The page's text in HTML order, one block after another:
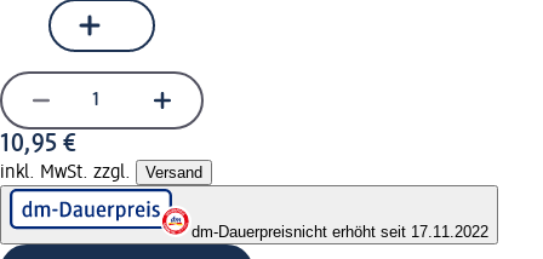
10,95 €
inkl. MwSt. zzgl. Versand
dm-Dauerpreisnicht erhöht seit 17.11.2022